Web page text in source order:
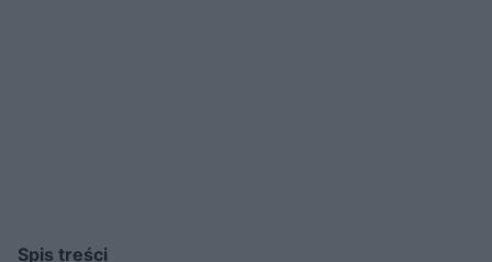
Spis treści